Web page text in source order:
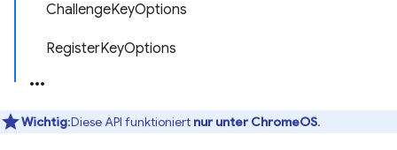
ChallengeKeyOptions
RegisterKeyOptions
Wichtig:Diese API funktioniert nur unter ChromeOS.